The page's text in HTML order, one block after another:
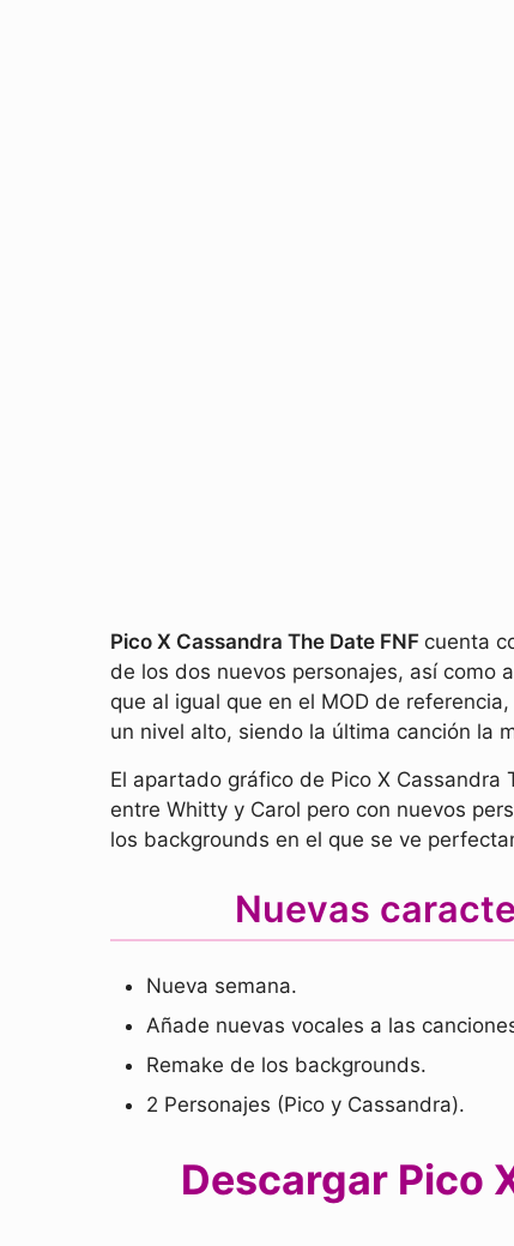
Pico X Cassandra The Date FNF cuenta
de los dos nuevos personajes, así como
que al igual que en el MOD de
un nivel alto, siendo la última canción la
El apartado gráfico de Pico X
entre Whitty y Carol pero con nuevos
los backgrounds en el que se ve
Nuevas
Nueva semana.
Añade nuevas vocales a las
Remake de los backgrounds.
2 Personajes (Pico y Cassandra).
Descargar Pico